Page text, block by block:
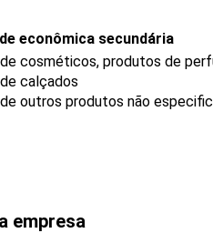
econômica secundária
cosméticos, produtos de
calçados
outros produtos não
empresa